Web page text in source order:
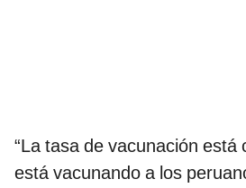
“La tasa de vacunación está
está vacunando a los